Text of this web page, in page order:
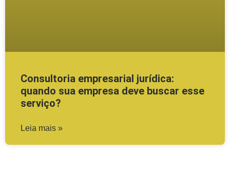
Consultoria empresarial jurídica:
quando sua empresa deve buscar esse
serviço?
Leia mais »